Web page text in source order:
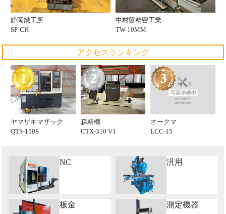
静岡鐵工所
SP-CH
中村留精密工業
TW-10MM
アクセスランキング
ヤマザキマザック
QTS-150S
森精機
CTX-310 V1
オークマ
LCC-15
NC 汎用
板金 測定機器